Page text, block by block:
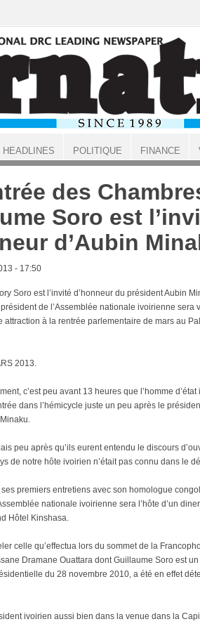
des
Soro est
d’Aubin
- 17:50
Soro est l’invité d’honneur du président Aubin
de l’Assemblée nationale ivoirienne sera
attraction à la rentrée parlementaire de mars au
2013.
c’est peu avant 13 heures que l’homme d’état
dans l’hémicycle juste un peu après le
peu après qu’ils eurent entendu le discours
de notre hôte ivoirien n’était pas connu dans le
premiers entretiens avec son homologue
nationale ivoirienne sera l’hôte d’un
Hôtel Kinshasa.
celle qu’effectua lors du sommet de la
Dramane Ouattara dont Guillaume Soro est
du 28 novembre 2010, a été en effet
ivoirien aussi bien dans la venue dans la
HEADLINES POLITIQUE FINANCE